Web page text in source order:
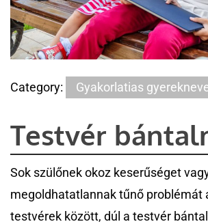
Category: Gyakorlatias
Testvér
Sok szülőnek okoz keserűséget
megoldhatatlannak tűnő problémát
testvérek között, dúl a testvér